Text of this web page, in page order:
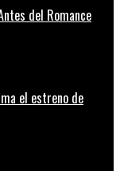
del Romance
el estreno de